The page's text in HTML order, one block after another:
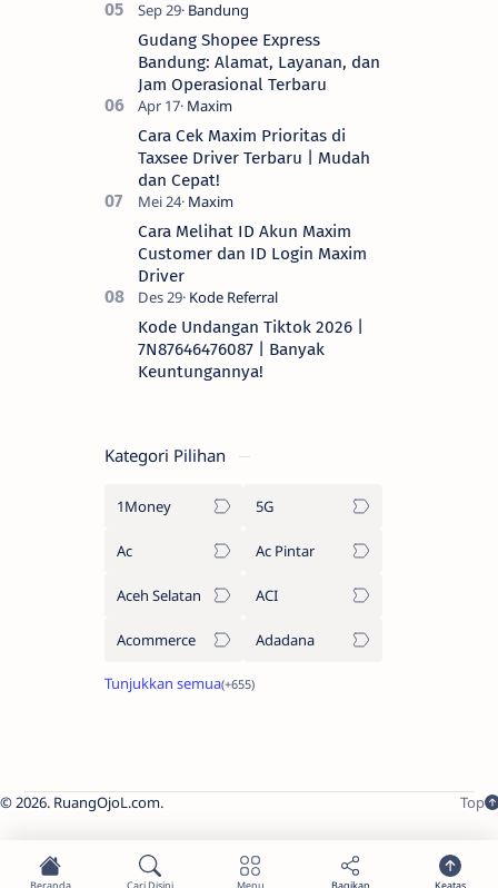
Gudang Shopee Express
Bandung: Alamat, Layanan, dan
Jam Operasional Terbaru
Cara Cek Maxim Prioritas di
Taxsee Driver Terbaru | Mudah
dan Cepat!
Cara Melihat ID Akun Maxim
Customer dan ID Login Maxim
Driver
Kode Undangan Tiktok 2026 |
7N87646476087 | Banyak
Keuntungannya!
Kategori Pilihan
1Money 5G
Ac Ac Pintar
Aceh Selatan ACI
Acommerce Adadana
2026. RuangOjoL.com.